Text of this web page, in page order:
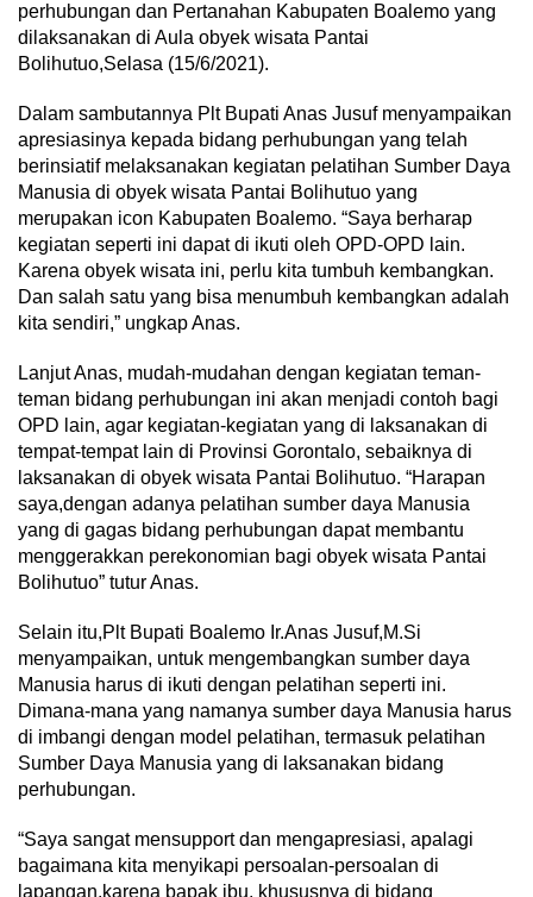
perhubungan dan Pertanahan Kabupaten Boalemo yang
dilaksanakan di Aula obyek wisata Pantai
Bolihutuo,Selasa (15/6/2021).
Dalam sambutannya Plt Bupati Anas Jusuf menyampaikan
apresiasinya kepada bidang perhubungan yang telah
berinsiatif melaksanakan kegiatan pelatihan Sumber Daya
Manusia di obyek wisata Pantai Bolihutuo yang
merupakan icon Kabupaten Boalemo. “Saya berharap
kegiatan seperti ini dapat di ikuti oleh OPD-OPD lain.
Karena obyek wisata ini, perlu kita tumbuh kembangkan.
Dan salah satu yang bisa menumbuh kembangkan adalah
kita sendiri,” ungkap Anas.
Lanjut Anas, mudah-mudahan dengan kegiatan teman-
teman bidang perhubungan ini akan menjadi contoh bagi
OPD lain, agar kegiatan-kegiatan yang di laksanakan di
tempat-tempat lain di Provinsi Gorontalo, sebaiknya di
laksanakan di obyek wisata Pantai Bolihutuo. “Harapan
saya,dengan adanya pelatihan sumber daya Manusia
yang di gagas bidang perhubungan dapat membantu
menggerakkan perekonomian bagi obyek wisata Pantai
Bolihutuo” tutur Anas.
Selain itu,Plt Bupati Boalemo Ir.Anas Jusuf,M.Si
menyampaikan, untuk mengembangkan sumber daya
Manusia harus di ikuti dengan pelatihan seperti ini.
Dimana-mana yang namanya sumber daya Manusia harus
di imbangi dengan model pelatihan, termasuk pelatihan
Sumber Daya Manusia yang di laksanakan bidang
perhubungan.
“Saya sangat mensupport dan mengapresiasi, apalagi
bagaimana kita menyikapi persoalan-persoalan di
lapangan.karena bapak ibu, khususnya di bidang